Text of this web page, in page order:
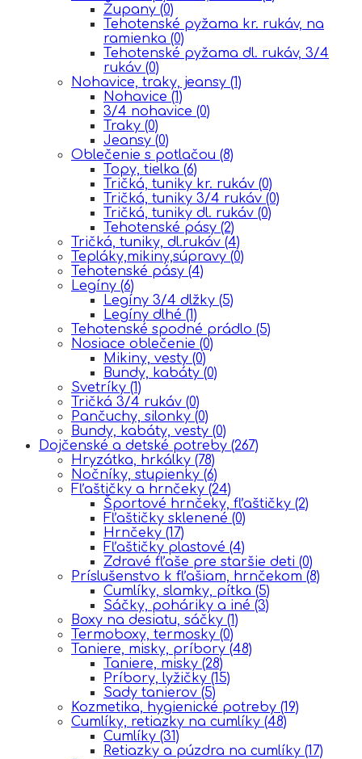
Župany (0)
Tehotenské pyžama kr. rukáv, na
ramienka (0)
Tehotenské pyžama dl. rukáv, 3/4
rukáv (0)
Nohavice, traky, jeansy (1)
Nohavice (1)
3/4 nohavice (0)
Traky (0)
Jeansy (0)
Oblečenie s potlačou (8)
Topy, tielka (6)
Tričká, tuniky kr. rukáv (0)
Tričká, tuniky 3/4 rukáv (0)
Tričká, tuniky dl. rukáv (0)
Tehotenské pásy (2)
Tričká, tuniky, dl.rukáv (4)
Tepláky,mikiny,súpravy (0)
Tehotenské pásy (4)
Legíny (6)
Legíny 3/4 dlžky (5)
Legíny dlhé (1)
Tehotenské spodné prádlo (5)
Nosiace oblečenie (0)
Mikiny, vesty (0)
Bundy, kabáty (0)
Svetríky (1)
Tričká 3/4 rukáv (0)
Pančuchy, silonky (0)
Bundy, kabáty, vesty (0)
Dojčenské a detské potreby (267)
Hryzátka, hrkálky (78)
Nočníky, stupienky (6)
Fľaštičky a hrnčeky (24)
Športové hrnčeky, fľaštičky (2)
Fľaštičky sklenené (0)
Hrnčeky (17)
Fľaštičky plastové (4)
Zdravé fľaše pre staršie deti (0)
Príslušenstvo k fľašiam, hrnčekom (8)
Cumlíky, slamky, pítka (5)
Sáčky, poháriky a iné (3)
Boxy na desiatu, sáčky (1)
Termoboxy, termosky (0)
Taniere, misky, príbory (48)
Taniere, misky (28)
Príbory, lyžičky (15)
Sady tanierov (5)
Kozmetika, hygienické potreby (19)
Cumlíky, retiazky na cumlíky (48)
Cumlíky (31)
Retiazky a púzdra na cumlíky (17)